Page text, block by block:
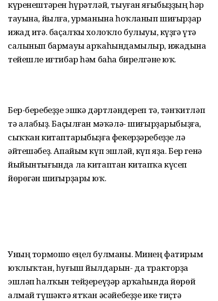
күренештәрен һүрәтләй, тыуған яғыбыҙҙың һәр
тауына, йылға, урманына һоҡланып шиғырҙар
ижад итә. баҫалҡы холоҡло булыуы, күҙгә үтә
салынып бармауы арҡаһындамылыр, ижадына
тейешле иғтибар һәм баһа бирелгәне юҡ.
Бер-беребеҙҙе эшкә дәртләндереп тә, тәнҡитләп
тә алабыҙ. Баҫылған мәҡәлә- шиғырҙарыбыҙға,
сыҡҡан китаптарыбыҙға фекерҙәребеҙҙе лә
әйтешәбеҙ. Апайым күп эшләй, күп яҙа. Бер генә
йыйынтығында ла китаптан китапҡа күсеп
йөрөгән шиғырҙары юҡ.
Уның тормошо еңел булманы. Минең фатирым
юҡлыҡтан, һуғыш йылдарын- да тракторҙа
эшләп һалҡын тейҙереүҙәр арҡаһында йөрөй
алмай түшәктә ятҡан әсәйебеҙҙе ике тиҫтә